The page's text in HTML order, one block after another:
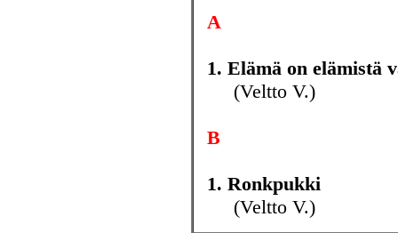
A
1. Elämä on elämistä
(Veltto V.)
B
1. Ronkpukki
(Veltto V.)